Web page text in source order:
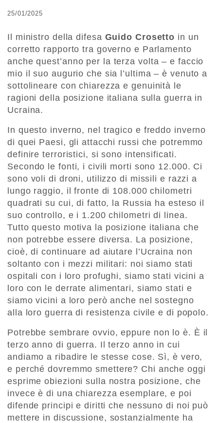
25/01/2025
Il ministro della difesa Guido Crosetto in un
corretto rapporto tra governo e Parlamento
anche quest’anno per la terza volta – e faccio
mio il suo augurio che sia l’ultima – è venuto a
sottolineare con chiarezza e genuinità le
ragioni della posizione italiana sulla guerra in
Ucraina.
In questo inverno, nel tragico e freddo inverno
di quei Paesi, gli attacchi russi che potremmo
definire terroristici, si sono intensificati.
Secondo le fonti, i civili morti sono 12.000. Ci
sono voli di droni, utilizzo di missili e razzi a
lungo raggio, il fronte di 108.000 chilometri
quadrati su cui, di fatto, la Russia ha esteso il
suo controllo, e i 1.200 chilometri di linea.
Tutto questo motiva la posizione italiana che
non potrebbe essere diversa. La posizione,
cioè, di continuare ad aiutare l’Ucraina non
soltanto con i mezzi militari: noi siamo stati
ospitali con i loro profughi, siamo stati vicini a
loro con le derrate alimentari, siamo stati e
siamo vicini a loro però anche nel sostegno
alla loro guerra di resistenza civile e di popolo.
Potrebbe sembrare ovvio, eppure non lo è. È il
terzo anno di guerra. Il terzo anno in cui
andiamo a ribadire le stesse cose. Sì, è vero,
e perché dovremmo smettere? Chi anche oggi
esprime obiezioni sulla nostra posizione, che
invece è di una chiarezza esemplare, e poi
difende principi e diritti che nessuno di noi può
mettere in discussione, sostanzialmente ha